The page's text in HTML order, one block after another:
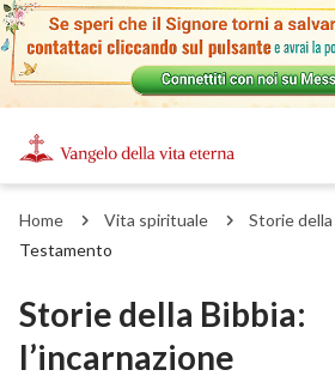
Home Vita spirituale Storie della
Testamento
Storie della Bibbia:
l’incarnazione